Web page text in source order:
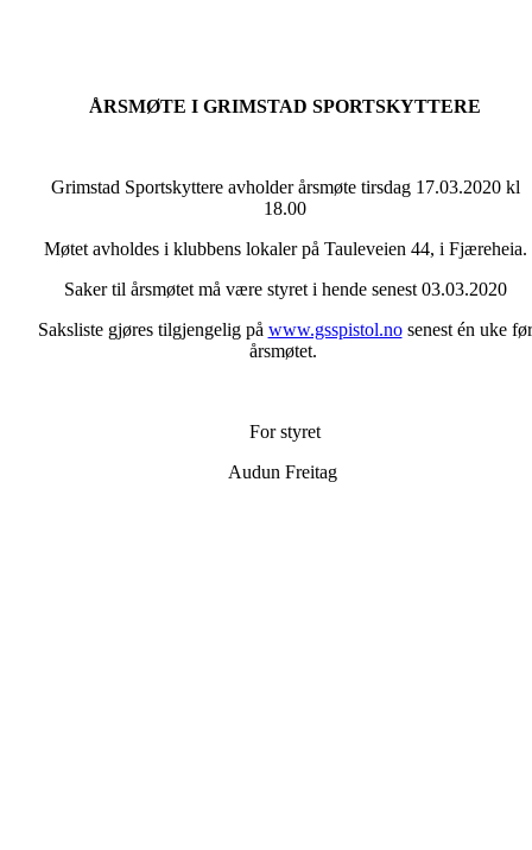
ÅRSMØTE I GRIMSTAD SPORTSKYTTERE
Grimstad Sportskyttere avholder årsmøte tirsdag 17.03.2020 kl
18.00
Møtet avholdes i klubbens lokaler på Tauleveien 44, i Fjæreheia.
Saker til årsmøtet må være styret i hende senest 03.03.2020
Saksliste gjøres tilgjengelig på www.gsspistol.nosenest én uke før
årsmøtet.
For styret
Audun Freitag